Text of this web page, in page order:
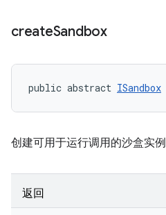
createSandbox
public abstract ISandbox
创建可用于运行调用的沙盒实例
返回